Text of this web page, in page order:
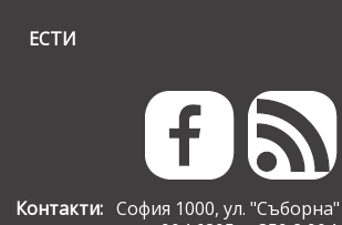
ЕСТИ
Контакти:София 1000, ул. "Съборна"